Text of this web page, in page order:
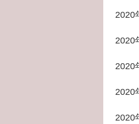
2020
2020
2020
2020
2020